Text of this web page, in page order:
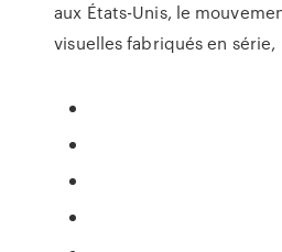
aux États-Unis, le
visuelles fabriqués en série,